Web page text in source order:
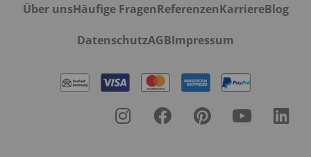
Über unsHäufige FragenReferenzenKarriereBlog
DatenschutzAGBImpressum